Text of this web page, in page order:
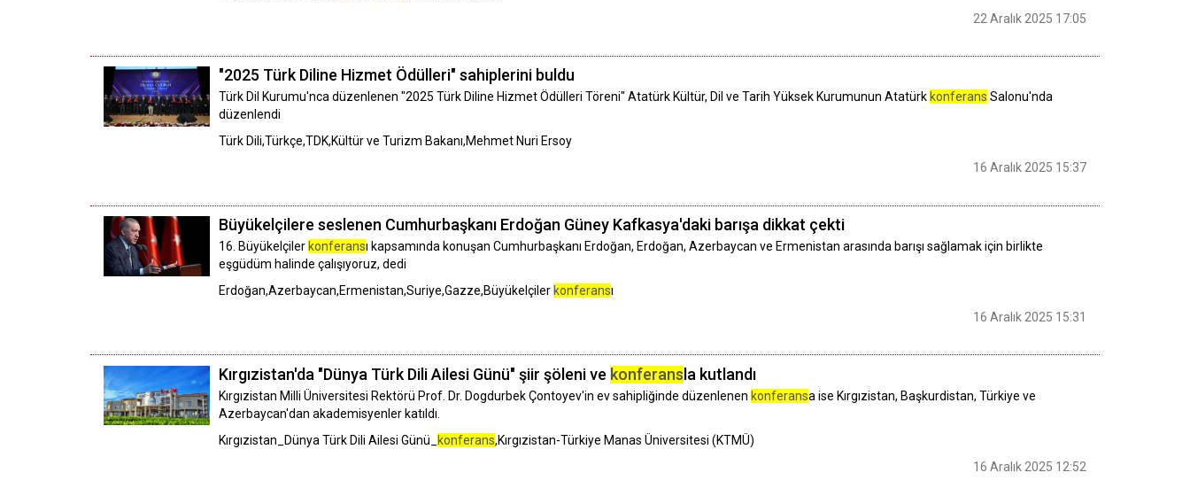
22 Aralık 2025 17:05
"2025 Türk Diline Hizmet Ödülleri" sahiplerini buldu
Türk Dil Kurumu'nca düzenlenen "2025 Türk Diline Hizmet Ödülleri Töreni" Atatürk Kültür, Dil ve Tarih Yüksek Kurumunun Atatürk konferans Salonu'nda
düzenlendi
Türk Dili,Türkçe,TDK,Kültür ve Turizm Bakanı,Mehmet Nuri Ersoy
16 Aralık 2025 15:37
Büyükelçilere seslenen Cumhurbaşkanı Erdoğan Güney Kafkasya'daki barışa dikkat çekti
16. Büyükelçiler konferansı kapsamında konuşan Cumhurbaşkanı Erdoğan, Erdoğan, Azerbaycan ve Ermenistan arasında barışı sağlamak için birlikte
eşgüdüm halinde çalışıyoruz, dedi
Erdoğan,Azerbaycan,Ermenistan,Suriye,Gazze,Büyükelçiler konferansı
16 Aralık 2025 15:31
Kırgızistan'da "Dünya Türk Dili Ailesi Günü" şiir şöleni ve konferansla kutlandı
Kırgızistan Milli Üniversitesi Rektörü Prof. Dr. Dogdurbek Çontoyev'in ev sahipliğinde düzenlenen konferansa ise Kırgızistan, Başkurdistan, Türkiye ve
Azerbaycan'dan akademisyenler katıldı.
Kırgızistan_Dünya Türk Dili Ailesi Günü_
konferans,Kırgızistan-Türkiye Manas Üniversitesi (KTMÜ)
16 Aralık 2025 12:52